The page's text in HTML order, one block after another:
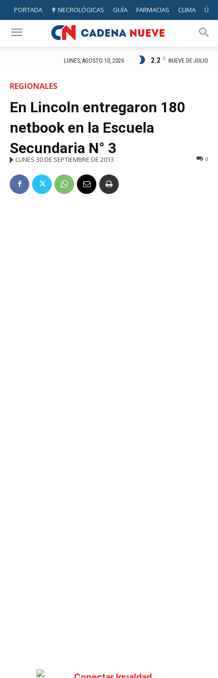
PORTADA ✟ NECROLÓGICAS GUÍA FARMACIAS CLIMA
LUNES, AGOSTO 10, 2026 2.2 C NUEVE DE JULIO
REGIONALES
En Lincoln entregaron 180
netbook en la Escuela
Secundaria N° 3
LUNES 30 DE SEPTIEMBRE DE 2013 0